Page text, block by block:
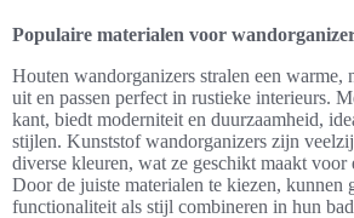
Populaire materialen voor
Houten wandorganizers stralen een warme,
uit en passen perfect in rustieke interieurs.
kant, biedt moderniteit en duurzaamheid,
stijlen. Kunststof wandorganizers zijn
diverse kleuren, wat ze geschikt maakt voor
Door de juiste materialen te kiezen, kunnen
functionaliteit als stijl combineren in hun